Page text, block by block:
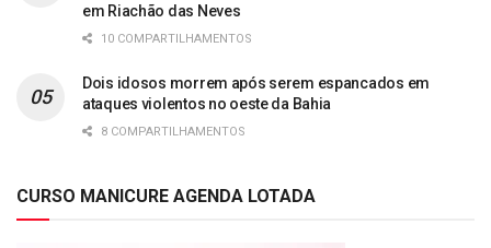
em Riachão das Neves
10 COMPARTILHAMENTOS
Dois idosos morrem após serem espancados em
ataques violentos no oeste da Bahia
8 COMPARTILHAMENTOS
CURSO MANICURE AGENDA LOTADA